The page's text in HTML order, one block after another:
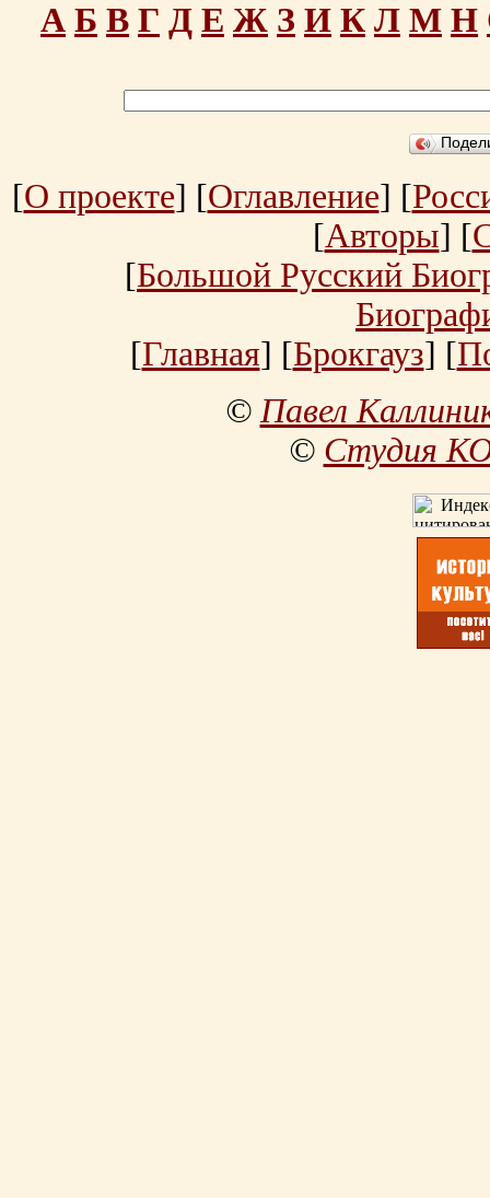
А Б В Г Д Е Ж З И К Л М Н
[О проекте] [Оглавление] [
[Авторы] [
[Большой Русский
[Главная] [Брокгауз] [
©Павел
© Студия